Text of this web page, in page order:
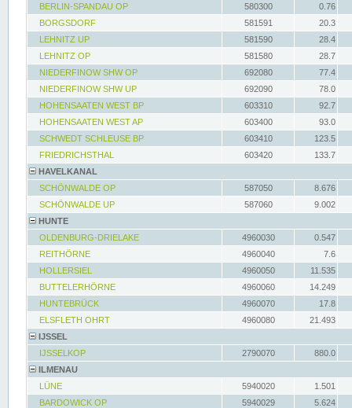
BERLIN-SPANDAU OP
580300
0.76
BORGSDORF
581591
20.3
LEHNITZ UP
581590
28.4
LEHNITZ OP
581580
28.7
NIEDERFINOW SHW OP
692080
77.4
NIEDERFINOW SHW UP
692090
78.0
HOHENSAATEN WEST BP
603310
92.7
HOHENSAATEN WEST AP
603400
93.0
SCHWEDT SCHLEUSE BP
603410
123.5
FRIEDRICHSTHAL
603420
133.7
HAVELKANAL
SCHÖNWALDE OP
587050
8.676
SCHÖNWALDE UP
587060
9.002
HUNTE
OLDENBURG-DRIELAKE
4960030
0.547
REITHÖRNE
4960040
7.6
HOLLERSIEL
4960050
11.535
BUTTELERHÖRNE
4960060
14.249
HUNTEBRÜCK
4960070
17.8
ELSFLETH OHRT
4960080
21.493
IJSSEL
IJSSELKOP
2790070
880.0
ILMENAU
LÜNE
5940020
1.501
BARDOWICK OP
5940029
5.624